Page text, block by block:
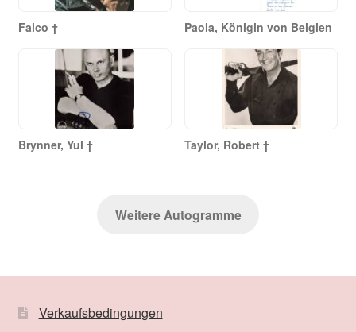
Falco † Paola, Königin von Belgien
Brynner, Yul † Taylor, Robert †
Weitere Autogramme
Verkaufsbedingungen